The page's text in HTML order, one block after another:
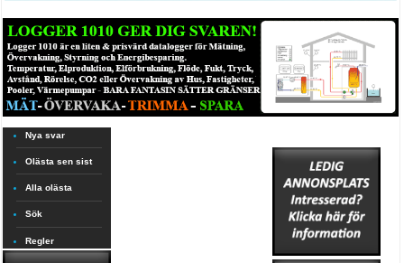
Nya svar
Olästa sen sist
Alla olästa
Sök
Regler